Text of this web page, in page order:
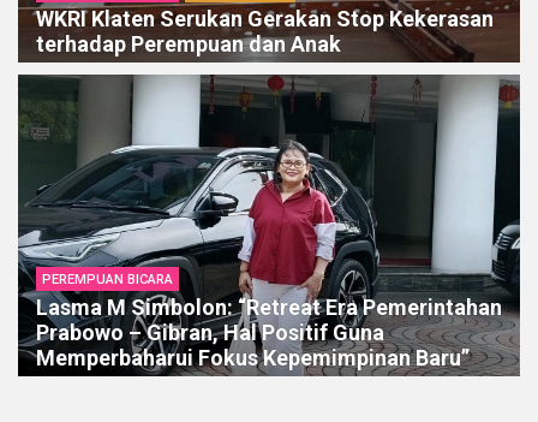
WKRI Klaten Serukan Gerakan Stop Kekerasan
terhadap Perempuan dan Anak
PEREMPUAN BICARA
Lasma M Simbolon: “Retreat Era Pemerintahan
Prabowo – Gibran, Hal Positif Guna
Memperbaharui Fokus Kepemimpinan Baru”